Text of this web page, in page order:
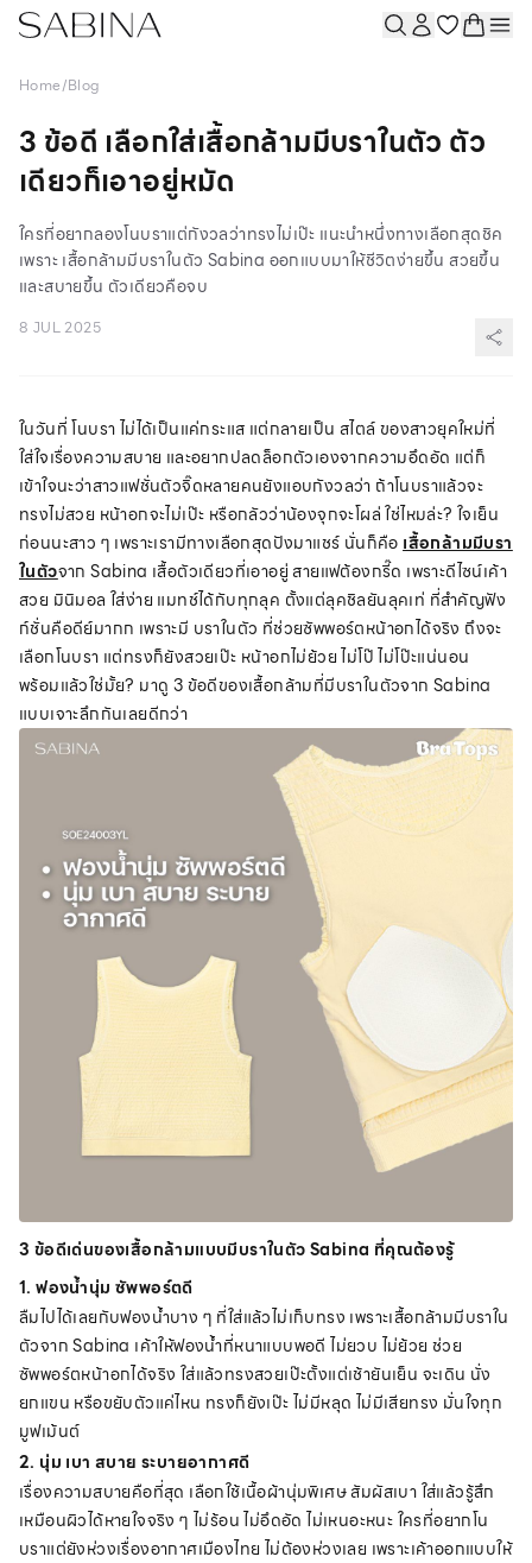
Home/Blog
3 ข้อดี เลือกใส่เสื้อกล้ามมีบราในตัว ตัว
เดียวก็เอาอยู่หมัด
ใครที่อยากลองโนบราแต่กังวลว่าทรงไม่เป๊ะ แนะนำหนึ่งทางเลือกสุดชิค
เพราะ เสื้อกล้ามมีบราในตัว Sabina ออกแบบมาให้ชีวิตง่ายขึ้น สวยขึ้น
และสบายขึ้น ตัวเดียวคือจบ
8 JUL 2025
ในวันที่ โนบรา ไม่ได้เป็นแค่กระแส แต่กลายเป็น สไตล์ ของสาวยุคใหม่ที่
ใส่ใจเรื่องความสบาย และอยากปลดล็อกตัวเองจากความอึดอัด แต่ก็
เข้าใจนะว่าสาวแฟชั่นตัวจิ๊ดหลายคนยังแอบกังวลว่า ถ้าโนบราแล้วจะ
ทรงไม่สวย หน้าอกจะไม่เป๊ะ หรือกลัวว่าน้องจุกจะโผล่ ใช่ไหมล่ะ? ใจเย็น
ก่อนนะสาว ๆ เพราะเรามีทางเลือกสุดปังมาแชร์ นั่นก็คือ เสื้อกล้ามมีบรา
ในตัวจาก Sabina เสื้อตัวเดียวที่เอาอยู่ สายแฟต้องกรี๊ด เพราะดีไซน์เค้า
สวย มินิมอล ใส่ง่าย แมทช์ได้กับทุกลุค ตั้งแต่ลุคชิลยันลุคเท่ ที่สำคัญฟัง
ก์ชั่นคือดีย์มากก เพราะมี บราในตัว ที่ช่วยซัพพอร์ตหน้าอกได้จริง ถึงจะ
เลือกโนบรา แต่ทรงก็ยังสวยเป๊ะ หน้าอกไม่ย้วย ไม่โป๊ ไม่โป๊ะแน่นอน
พร้อมแล้วใช่มั้ย? มาดู 3 ข้อดีของเสื้อกล้ามที่มีบราในตัวจาก Sabina
แบบเจาะลึกกันเลยดีกว่า
3 ข้อดีเด่นของเสื้อกล้ามแบบมีบราในตัว Sabina ที่คุณต้องรู้
1. ฟองน้ำนุ่ม ซัพพอร์ตดี
ลืมไปได้เลยกับฟองน้ำบาง ๆ ที่ใส่แล้วไม่เก็บทรง เพราะเสื้อกล้ามมีบราใน
ตัวจาก Sabina เค้าให้ฟองน้ำที่หนาแบบพอดี ไม่ยวบ ไม่ย้วย ช่วย
ซัพพอร์ตหน้าอกได้จริง ใส่แล้วทรงสวยเป๊ะตั้งแต่เช้ายันเย็น จะเดิน นั่ง
ยกแขน หรือขยับตัวแค่ไหน ทรงก็ยังเป๊ะ ไม่มีหลุด ไม่มีเสียทรง มั่นใจทุก
มูฟเม้นต์
2. นุ่ม เบา สบาย ระบายอากาศดี
เรื่องความสบายคือที่สุด เลือกใช้เนื้อผ้านุ่มพิเศษ สัมผัสเบา ใส่แล้วรู้สึก
เหมือนผิวได้หายใจจริง ๆ ไม่ร้อน ไม่อึดอัด ไม่เหนอะหนะ ใครที่อยากโน
บราแต่ยังห่วงเรื่องอากาศเมืองไทย ไม่ต้องห่วงเลย เพราะเค้าออกแบบให้